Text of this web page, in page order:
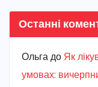
Останні
Ольга до Як
умовах: